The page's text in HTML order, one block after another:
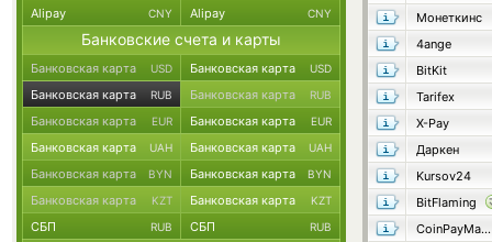
Монеткинс
4ange
BitKit
Tarifex
X-Pay
Даркен
Kursov24
BitFlaming
CoinPayMaster
Alipay CNY Alipay CNY
Банковские счета и карты
Банковская карта USD Банковская карта USD
Банковская карта RUB Банковская карта RUB
Банковская карта EUR Банковская карта EUR
Банковская карта UAH Банковская карта UAH
Банковская карта BYN Банковская карта BYN
Банковская карта KZT Банковская карта KZT
СБП RUB СБП RUB